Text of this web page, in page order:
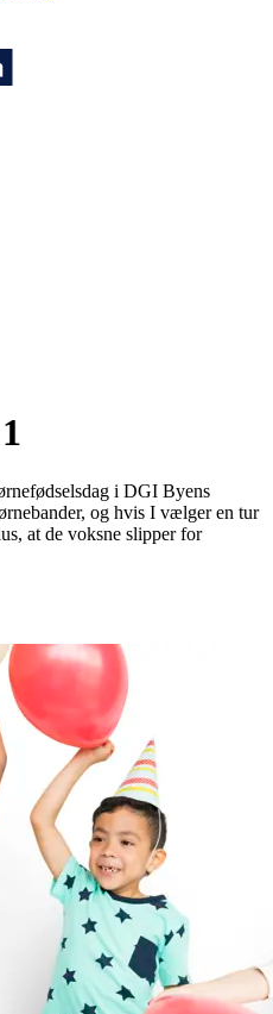
i DGI Byens
og hvis I vælger en tur
at de voksne slipper for